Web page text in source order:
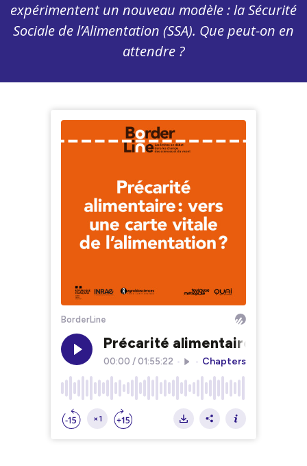
expérimentent un nouveau modèle : la Sécurité
Sociale de l’Alimentation (SSA). Que peut-on en
attendre ?